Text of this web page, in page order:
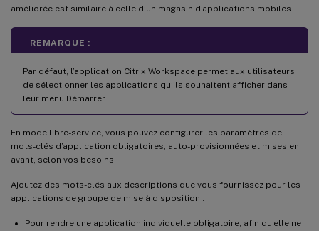
améliorée est similaire à celle d’un magasin d’applications mobiles.
REMARQUE :
Par défaut, l’application Citrix Workspace permet aux utilisateurs
de sélectionner les applications qu’ils souhaitent afficher dans
leur menu Démarrer.
En mode libre-service, vous pouvez configurer les paramètres de
mots-clés d’application obligatoires, auto-provisionnées et mises en
avant, selon vos besoins.
Ajoutez des mots-clés aux descriptions que vous fournissez pour les
applications de groupe de mise à disposition :
Pour rendre une application individuelle obligatoire, afin qu’elle ne